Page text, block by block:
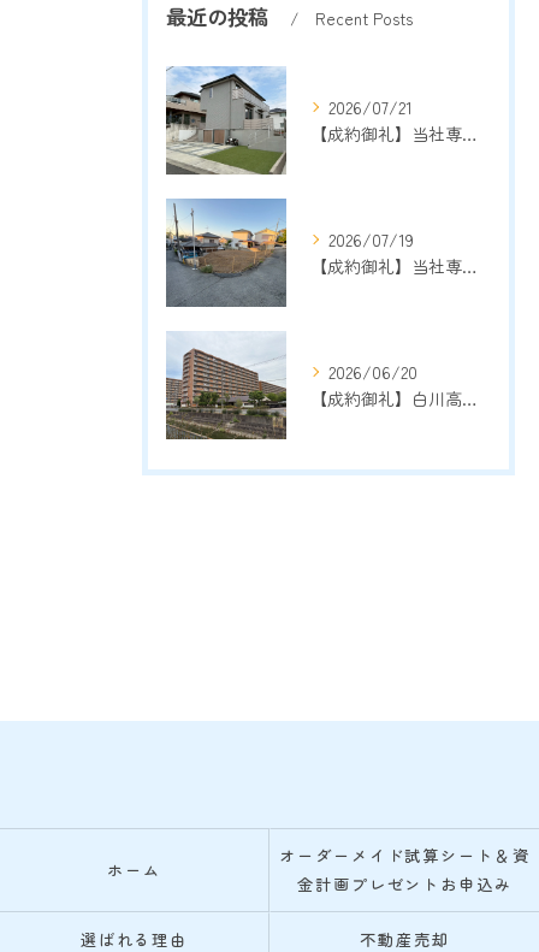
最近の投稿 Recent Posts
2026/07/21
【成約御礼】当社専任物件 箕面市森町中3丁目戸建
2026/07/19
【成約御礼】当社専任物件 豊中市宮山町2丁目売土地
2026/06/20
【成約御礼】白川高層住宅3号棟
ホーム
オーダーメイド試算シート＆資
金計画プレゼントお申込み
選ばれる理由 不動産売却